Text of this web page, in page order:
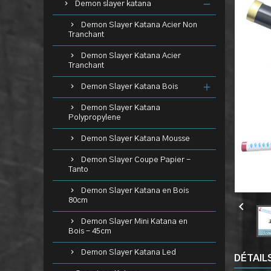
Demon slayer katana
Demon Slayer Katana Acier Non
Tranchant
Demon Slayer Katana Acier
Tranchant
Demon Slayer Katana Bois
Demon Slayer Katana
Polypropylene
Demon Slayer Katana Mousse
Demon Slayer Coupe Papier -
Tanto
Demon Slayer Katana en Bois
80cm
Demon Slayer Mini Katana en
Bois - 45cm
Demon Slayer Katana Led
